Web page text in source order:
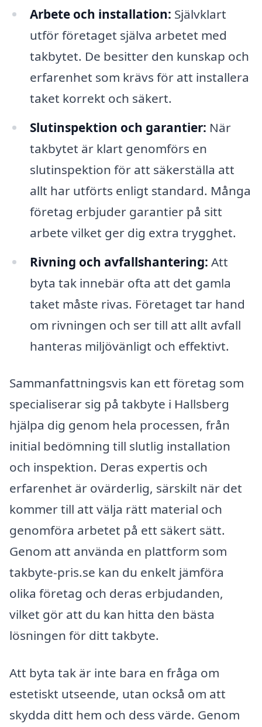
Arbete och installation: Självklart
utför företaget själva arbetet med
takbytet. De besitter den kunskap och
erfarenhet som krävs för att installera
taket korrekt och säkert.
Slutinspektion och garantier: När
takbytet är klart genomförs en
slutinspektion för att säkerställa att
allt har utförts enligt standard. Många
företag erbjuder garantier på sitt
arbete vilket ger dig extra trygghet.
Rivning och avfallshantering: Att
byta tak innebär ofta att det gamla
taket måste rivas. Företaget tar hand
om rivningen och ser till att allt avfall
hanteras miljövänligt och effektivt.
Sammanfattningsvis kan ett företag som
specialiserar sig på takbyte i Hallsberg
hjälpa dig genom hela processen, från
initial bedömning till slutlig installation
och inspektion. Deras expertis och
erfarenhet är ovärderlig, särskilt när det
kommer till att välja rätt material och
genomföra arbetet på ett säkert sätt.
Genom att använda en plattform som
takbyte-pris.se kan du enkelt jämföra
olika företag och deras erbjudanden,
vilket gör att du kan hitta den bästa
lösningen för ditt takbyte.
Att byta tak är inte bara en fråga om
estetiskt utseende, utan också om att
skydda ditt hem och dess värde. Genom